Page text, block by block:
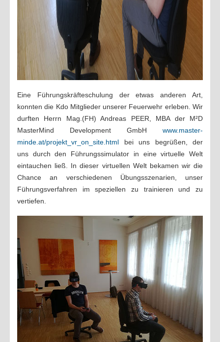
Eine Führungskräfteschulung der etwas anderen Art,
konnten die Kdo Mitglieder unserer Feuerwehr erleben. Wir
durften Herrn Mag.(FH) Andreas PEER, MBA der M²D
MasterMind Development GmbH www.master-
minde.at/projekt_vr_on_site.html bei uns begrüßen, der
uns durch den Führungssimulator in eine virtuelle Welt
eintauchen ließ. In dieser virtuellen Welt bekamen wir die
Chance an verschiedenen Übungsszenarien, unser
Führungsverfahren im speziellen zu trainieren und zu
vertiefen.